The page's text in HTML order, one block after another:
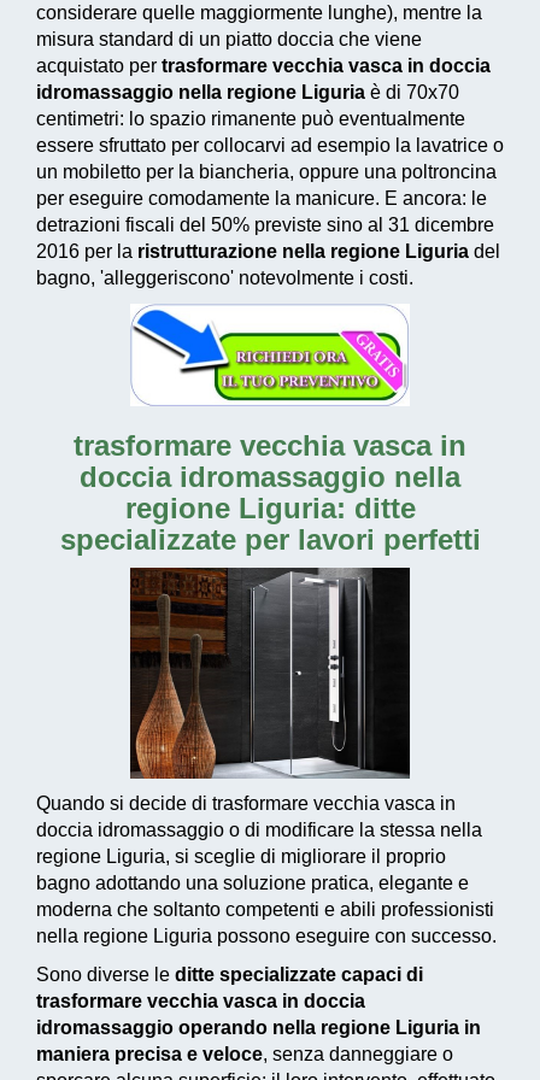
considerare quelle maggiormente lunghe), mentre la
misura standard di un piatto doccia che viene
acquistato per trasformare vecchia vasca in doccia
idromassaggio nella regione Liguria è di 70x70
centimetri: lo spazio rimanente può eventualmente
essere sfruttato per collocarvi ad esempio la lavatrice o
un mobiletto per la biancheria, oppure una poltroncina
per eseguire comodamente la manicure. E ancora: le
detrazioni fiscali del 50% previste sino al 31 dicembre
2016 per la ristrutturazione nella regione Liguria del
bagno, 'alleggeriscono' notevolmente i costi.
trasformare vecchia vasca in
doccia idromassaggio nella
regione Liguria: ditte
specializzate per lavori perfetti
Quando si decide di trasformare vecchia vasca in
doccia idromassaggio o di modificare la stessa nella
regione Liguria, si sceglie di migliorare il proprio
bagno adottando una soluzione pratica, elegante e
moderna che soltanto competenti e abili professionisti
nella regione Liguria possono eseguire con successo.
Sono diverse le ditte specializzate capaci di
trasformare vecchia vasca in doccia
idromassaggio operando nella regione Liguria in
maniera precisa e veloce, senza danneggiare o